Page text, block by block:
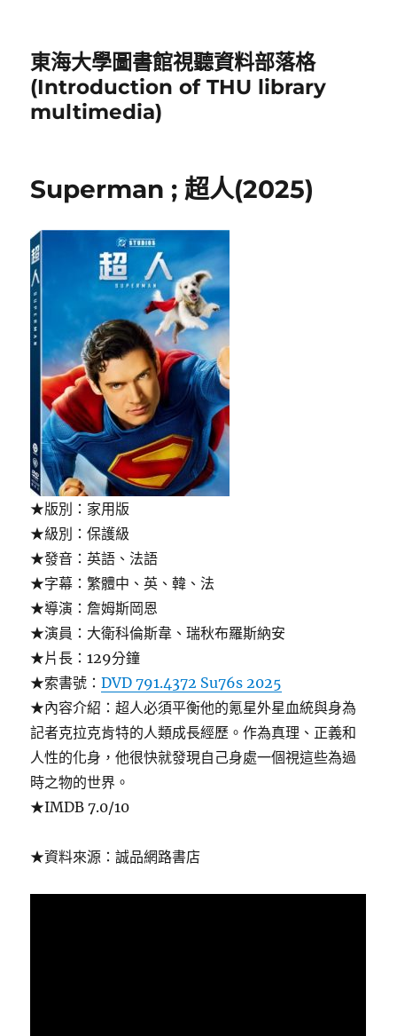
東海大學圖書館視聽資料部落格
(Introduction of THU library
multimedia)
Superman ; 超人(2025)
★版別：家用版
★級別：保護級
★發音：英語、法語
★字幕：繁體中、英、韓、法
★導演：詹姆斯岡恩
★演員：大衛科倫斯韋、瑞秋布羅斯納安
★片長：129分鐘
★索書號：DVD 791.4372 Su76s 2025
★內容介紹：超人必須平衡他的氪星外星血統與身為
記者克拉克肯特的人類成長經歷。作為真理、正義和
人性的化身，他很快就發現自己身處一個視這些為過
時之物的世界。
★IMDB 7.0/10
★資料來源：誠品網路書店